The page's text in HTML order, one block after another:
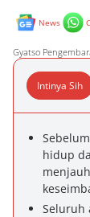
News
Gyatso
Intinya Sih
hidup
Seluruh